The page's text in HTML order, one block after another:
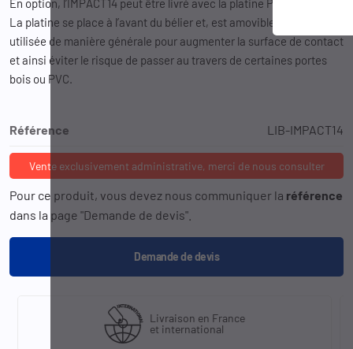
La platine se place à l’avant du bélier et, est amovible. Elle est
utilisée de manière générale pour augmenter la surface de contact
et ainsi éviter le risque de passer au travers de certaines portes
bois ou PVC.
Référence LIB-IMPACT14
Vente exclusivement administrative, merci de nous consulter
Pour ce produit, vous devez nous communiquer la référence
dans la page "Demande de devis".
Demande de devis
Livraison en France
et international